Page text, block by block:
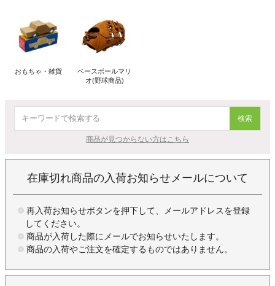
おもちゃ・雑貨
ベースボールマリ
オ(野球商品)
検索
商品が見つからない方はこちら
在庫切れ商品の入荷お知らせメールについて
再入荷お知らせボタンを押下して、メールアドレスを登録
してください。
商品が入荷した際にメールでお知らせいたします。
商品の入荷やご注文を確定するものではありません。